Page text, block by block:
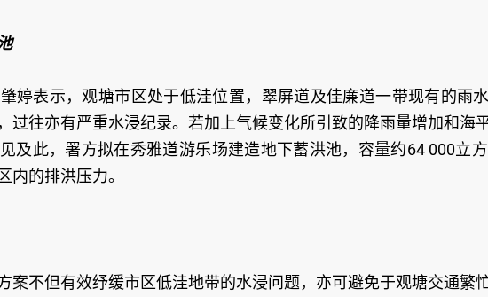
婷表示，观塘市区处于低洼位置，翠屏道及佳廉道一带现有的雨
过往亦有严重水浸纪录。若加上气候变化所引致的降雨量增加和海
及此，署方拟在秀雅道游乐场建造地下蓄洪池，容量约64 000立
内的排洪压力。
案不但有效纾缓市区低洼地带的水浸问题，亦可避免于观塘交通繁